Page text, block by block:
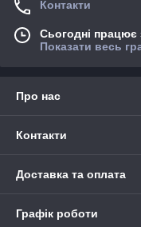
Контакти
Сьогодні працює
Показати весь
Про нас
Контакти
Доставка та оплата
Графік роботи